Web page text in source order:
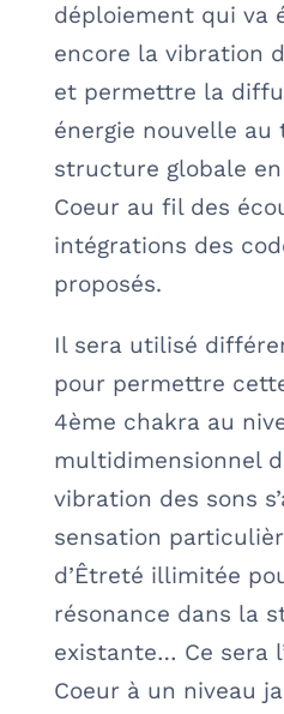
déploiement qui va
encore la vibration
et permettre la
énergie nouvelle au
structure globale
Coeur au fil des
intégrations des
proposés.
Il sera utilisé
pour permettre
4ème chakra au
multidimensionnel
vibration des sons
sensation
d’Êtreté illimitée
résonance dans la
existante… Ce sera
Coeur à un niveau